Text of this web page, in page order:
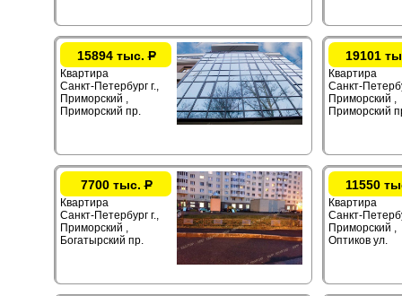
15894 тыс.Р
Квартира
Санкт-Петербург г.,
Приморский ,
Приморский пр.
19101
Квартира
Санкт-
Приморский ,
Приморский
7700 тыс.Р
Квартира
Санкт-Петербург г.,
Приморский ,
Богатырский пр.
11550
Квартира
Санкт-
Приморский ,
Оптиков ул.